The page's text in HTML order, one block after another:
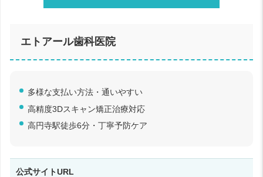
エトアール歯科医院
多様な支払い方法・通いやすい
高精度3Dスキャン矯正治療対応
高円寺駅徒歩6分・丁寧予防ケア
公式サイトURL